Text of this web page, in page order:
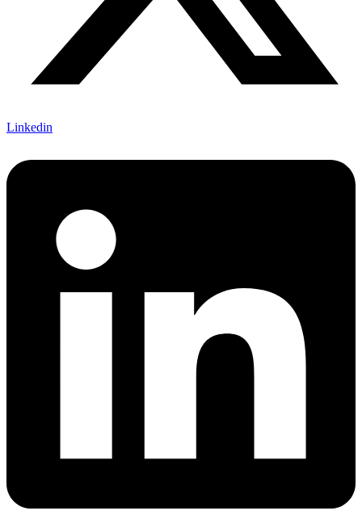
Linkedin